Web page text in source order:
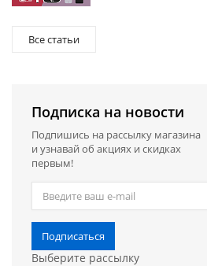
Все статьи
Подписка на новости
Подпишись на рассылку магазина
и узнавай об акциях и скидках
первым!
Подписаться
Выберите рассылку